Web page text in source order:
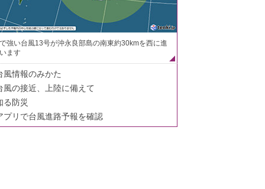
強い台風13号が沖永良部島の南東約30kmを西に進
ます
風情報のみかた
風の接近、上陸に備えて
る防災
プリで台風進路予報を確認